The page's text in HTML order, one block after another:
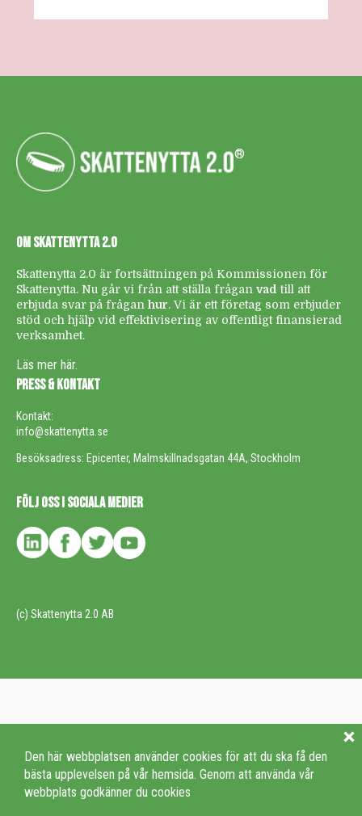
®
OM SKATTENYTTA 2.0
Skattenytta 2.0 är fortsättningen på Kommissionen för
Skattenytta. Nu går vi från att ställa frågan vad till att
erbjuda svar på frågan hur. Vi är ett företag som erbjuder
stöd och hjälp vid effektivisering av offentligt finansierad
verksamhet.
Läs mer här.
PRESS & KONTAKT
Kontakt:
info@skattenytta.se
Besöksadress: Epicenter, Malmskillnadsgatan 44A, Stockholm
FÖLJ OSS I SOCIALA MEDIER
(c) Skattenytta 2.0 AB
Den här webbplatsen använder cookies för att du ska få den
bästa upplevelsen på vår hemsida. Genom att använda vår
webbplats godkänner du cookies